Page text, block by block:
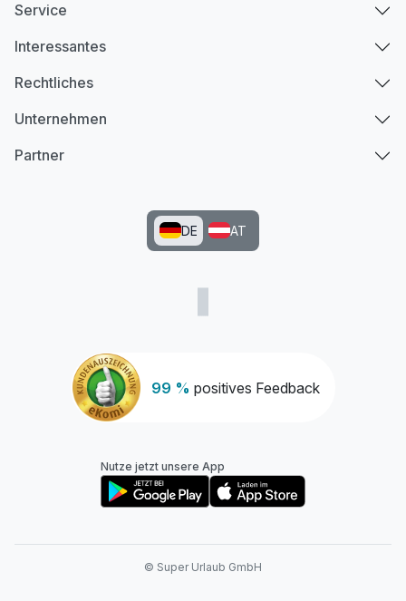
99 % positives Feedback
Service
Interessantes
Rechtliches
Unternehmen
Partner
DE AT
Nutze jetzt unsere App
© Super Urlaub GmbH